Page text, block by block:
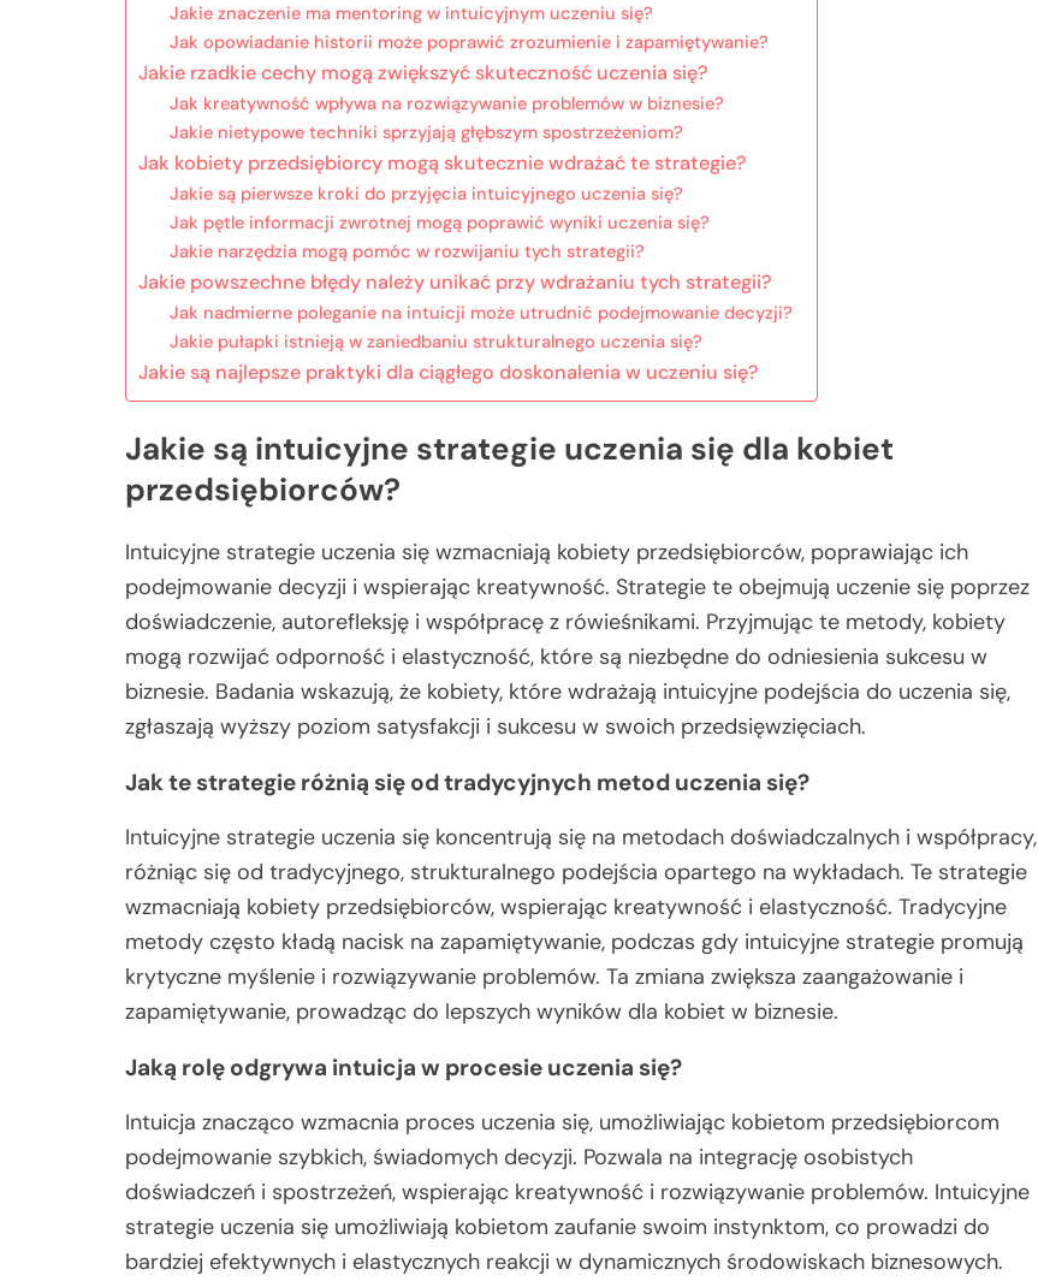
Jakie znaczenie ma mentoring w intuicyjnym uczeniu się?
Jak opowiadanie historii może poprawić zrozumienie i zapamiętywanie?
Jakie rzadkie cechy mogą zwiększyć skuteczność uczenia się?
Jak kreatywność wpływa na rozwiązywanie problemów w biznesie?
Jakie nietypowe techniki sprzyjają głębszym spostrzeżeniom?
Jak kobiety przedsiębiorcy mogą skutecznie wdrażać te strategie?
Jakie są pierwsze kroki do przyjęcia intuicyjnego uczenia się?
Jak pętle informacji zwrotnej mogą poprawić wyniki uczenia się?
Jakie narzędzia mogą pomóc w rozwijaniu tych strategii?
Jakie powszechne błędy należy unikać przy wdrażaniu tych strategii?
Jak nadmierne poleganie na intuicji może utrudnić podejmowanie decyzji?
Jakie pułapki istnieją w zaniedbaniu strukturalnego uczenia się?
Jakie są najlepsze praktyki dla ciągłego doskonalenia w uczeniu się?
Jakie są intuicyjne strategie uczenia się dla kobiet
przedsiębiorców?
Intuicyjne strategie uczenia się wzmacniają kobiety przedsiębiorców, poprawiając ich
podejmowanie decyzji i wspierając kreatywność. Strategie te obejmują uczenie się poprzez
doświadczenie, autorefleksję i współpracę z rówieśnikami. Przyjmując te metody, kobiety
mogą rozwijać odporność i elastyczność, które są niezbędne do odniesienia sukcesu w
biznesie. Badania wskazują, że kobiety, które wdrażają intuicyjne podejścia do uczenia się,
zgłaszają wyższy poziom satysfakcji i sukcesu w swoich przedsięwzięciach.
Jak te strategie różnią się od tradycyjnych metod uczenia się?
Intuicyjne strategie uczenia się koncentrują się na metodach doświadczalnych i współpracy,
różniąc się od tradycyjnego, strukturalnego podejścia opartego na wykładach. Te strategie
wzmacniają kobiety przedsiębiorców, wspierając kreatywność i elastyczność. Tradycyjne
metody często kładą nacisk na zapamiętywanie, podczas gdy intuicyjne strategie promują
krytyczne myślenie i rozwiązywanie problemów. Ta zmiana zwiększa zaangażowanie i
zapamiętywanie, prowadząc do lepszych wyników dla kobiet w biznesie.
Jaką rolę odgrywa intuicja w procesie uczenia się?
Intuicja znacząco wzmacnia proces uczenia się, umożliwiając kobietom przedsiębiorcom
podejmowanie szybkich, świadomych decyzji. Pozwala na integrację osobistych
doświadczeń i spostrzeżeń, wspierając kreatywność i rozwiązywanie problemów. Intuicyjne
strategie uczenia się umożliwiają kobietom zaufanie swoim instynktom, co prowadzi do
bardziej efektywnych i elastycznych reakcji w dynamicznych środowiskach biznesowych.